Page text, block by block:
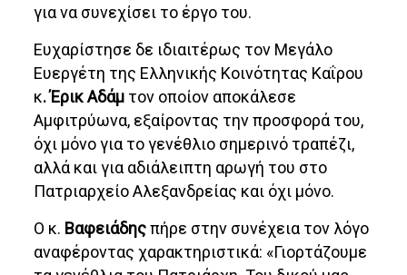
για να συνεχίσει το έργο του.
Ευχαρίστησε δε ιδιαιτέρως τον Μεγάλο
Ευεργέτη της Ελληνικής Κοινότητας Καΐρου
κ. Έρικ Αδάμ τον οποίον αποκάλεσε
Αμφιτρύωνα, εξαίροντας την προσφορά του,
όχι μόνο για το γενέθλιο σημερινό τραπέζι,
αλλά και για αδιάλειπτη αρωγή του στο
Πατριαρχείο Αλεξανδρείας και όχι μόνο.
Ο κ. Βαφειάδηςπήρε στην συνέχεια τον λόγο
αναφέροντας χαρακτηριστικά: «Γιορτάζουμε